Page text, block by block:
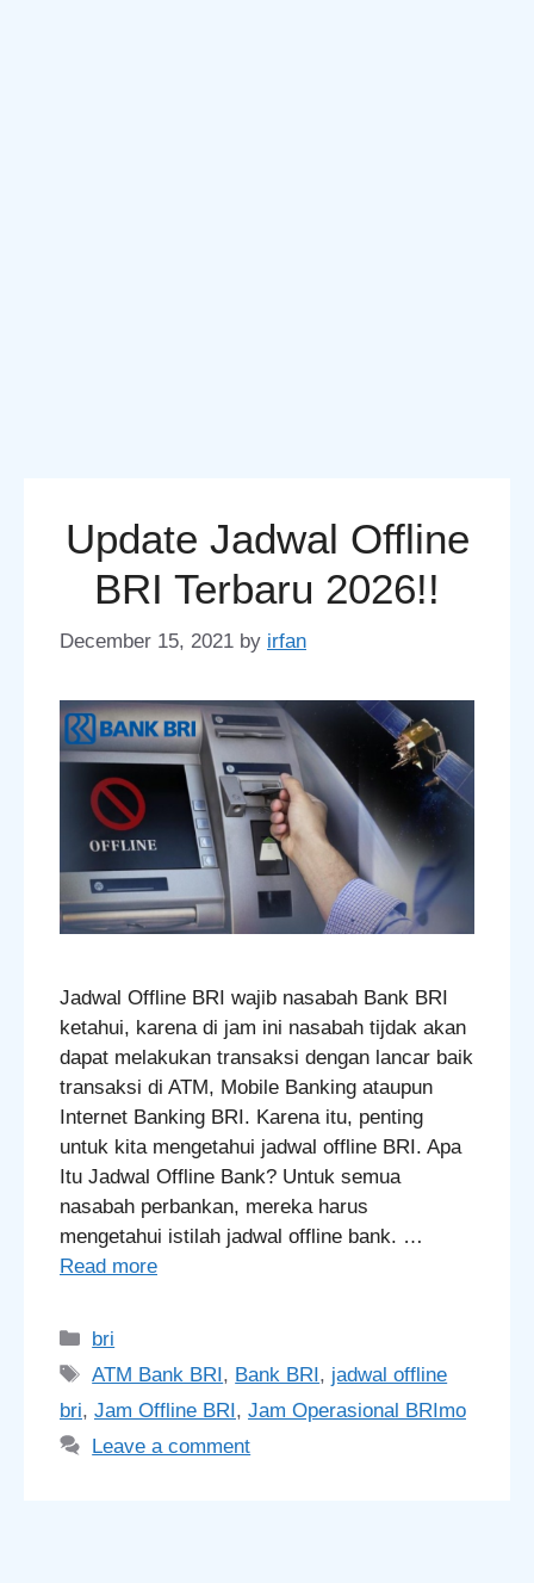
Update Jadwal Offline
BRI Terbaru 2026!!
December 15, 2021 by irfan
Jadwal Offline BRI wajib nasabah Bank BRI
ketahui, karena di jam ini nasabah tijdak akan
dapat melakukan transaksi dengan lancar baik
transaksi di ATM, Mobile Banking ataupun
Internet Banking BRI. Karena itu, penting
untuk kita mengetahui jadwal offline BRI. Apa
Itu Jadwal Offline Bank? Untuk semua
nasabah perbankan, mereka harus
mengetahui istilah jadwal offline bank. …
Read more
Categories
bri
Tags
ATM Bank BRI, Bank BRI, jadwal offline
bri, Jam Offline BRI, Jam Operasional BRImo
Leave a comment